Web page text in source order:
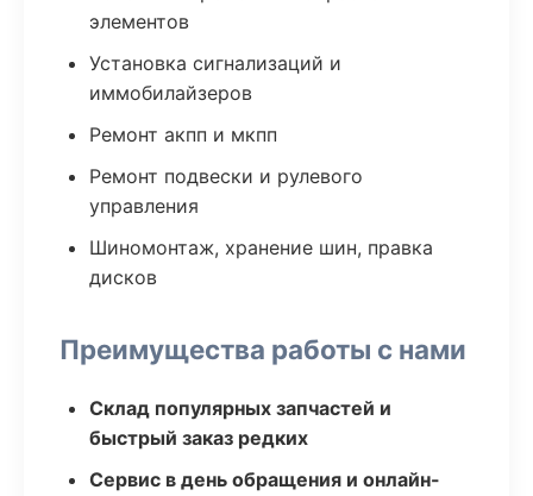
элементов
Установка сигнализаций и
иммобилайзеров
Ремонт акпп и мкпп
Ремонт подвески и рулевого
управления
Шиномонтаж, хранение шин, правка
дисков
Преимущества работы с нами
Склад популярных запчастей и
быстрый заказ редких
Сервис в день обращения и онлайн-